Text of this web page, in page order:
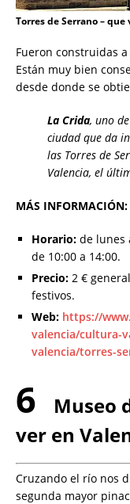
Torres de Serrano –
Fueron construidas
Están muy bien
desde donde se
La Crida, uno
ciudad que da
las Torres de
Valencia, el
MÁS INFORMACIÓN:
Horario: de lunes
de 10:00 a 14:00.
Precio: 2 €
festivos.
Web: https://
valencia/cultura-
valencia/torres-
6
Museo
ver en
Cruzando el río nos
segunda mayor